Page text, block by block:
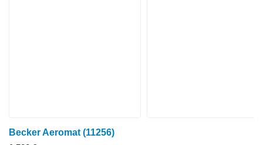
Becker Aeromat (11256)